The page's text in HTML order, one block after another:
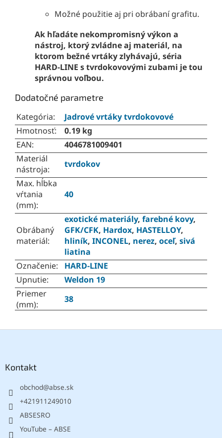
Možné použitie aj pri obrábaní grafitu.
Ak hľadáte nekompromisný výkon a
nástroj, ktorý zvládne aj materiál, na
ktorom bežné vrtáky zlyhávajú, séria
HARD-LINE s tvrdokovovými zubami je tou
správnou voľbou.
Dodatočné parametre
Kategória:
Jadrové vrtáky tvrdokovové
Hmotnosť:
0.19 kg
EAN:
4046781009401
Materiál
nástroja:
tvrdokov
Max. hĺbka
vŕtania
(mm):
40
Obrábaný
materiál:
exotické materiály, farebné kovy,
GFK/CFK, Hardox, HASTELLOY,
hliník, INCONEL, nerez, oceľ, sivá
liatina
Označenie:
HARD-LINE
Upnutie:
Weldon 19
Priemer
(mm): 38
Kontakt
obchod@abse.sk
+421911249010
ABSESRO
YouTube – ABSE